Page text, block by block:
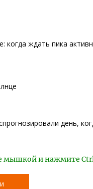
когда ждать пика
день,
мышкой и нажмите